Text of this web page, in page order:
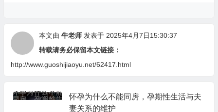
本文由 牛老师发表于 2025年4月7日15:30:37
转载请务必保留本文链接：
http://www.guoshijiaoyu.net/62417.html
怀孕为什么不能同房，孕期性生活与夫
妻关系的维护